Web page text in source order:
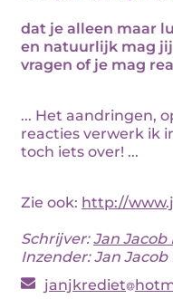
dat je alleen maar
en natuurlijk mag
vragen of je mag
... Het aandringen,
reacties verwerk ik
toch iets over! ...
Zie ook: http://
Schrijver:Jan Jacob
Inzender: Jan
janjkrediet